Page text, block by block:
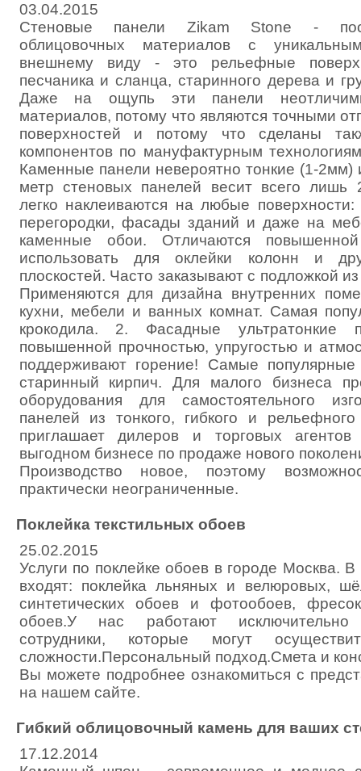
03.04.2015
Стеновые панели Zikam Stone -
облицовочных материалов с
внешнему виду - это рельефные
песчаника и сланца, старинного дерева и
Даже на ощупь эти панели
материалов, потому что являются точными
поверхностей и потому что сделаны
компонентов по мануфактурным
Каменные панели невероятно тонкие (1-2мм)
метр стеновых панелей весит всего лишь
легко наклеиваются на любые
перегородки, фасады зданий и даже на
каменные обои. Отличаются
использовать для оклейки колонн и
плоскостей. Часто заказывают с подложкой
Применяются для дизайна внутренних
кухни, мебели и ванных комнат. Самая
крокодила. 2. Фасадные ультратонкие
повышенной прочностью, упругостью и
поддерживают горение! Самые
старинный кирпич. Для малого бизнеса
оборудования для самостоятельного
панелей из тонкого, гибкого и
приглашает дилеров и торговых
выгодном бизнесе по продаже нового
Производство новое, поэтому
практически неограниченные.
Поклейка текстильных обоев
25.02.2015
Услуги по поклейке обоев в городе Москва.
входят: поклейка льняных и велюровых,
синтетических обоев и фотообоев,
обоев.У нас работают исключительно
сотрудники, которые могут
сложности.Персональный подход.Смета и
Вы можете подробнее ознакомиться с
на нашем сайте.
Гибкий облицовочный камень для ваших
17.12.2014